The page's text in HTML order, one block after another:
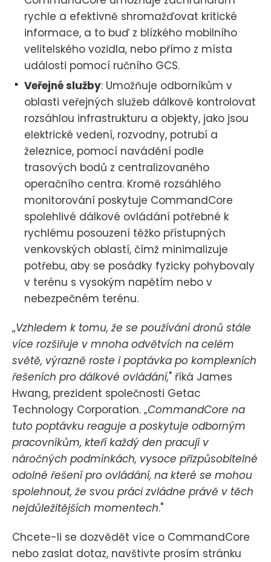
rychle a efektivně shromažďovat kritické
informace, a to buď z blízkého mobilního
velitelského vozidla, nebo přímo z místa
události pomocí ručního GCS.
Veřejné služby: Umožňuje odborníkům v
oblasti veřejných služeb dálkově kontrolovat
rozsáhlou infrastrukturu a objekty, jako jsou
elektrické vedení, rozvodny, potrubí a
železnice, pomocí navádění podle
trasových bodů z centralizovaného
operačního centra. Kromě rozsáhlého
monitorování poskytuje CommandCore
spolehlivé dálkové ovládání potřebné k
rychlému posouzení těžko přístupných
venkovských oblastí, čímž minimalizuje
potřebu, aby se posádky fyzicky pohybovaly
v terénu s vysokým napětím nebo v
nebezpečném terénu.
„Vzhledem k tomu, že se používání dronů stále
více rozšiřuje v mnoha odvětvích na celém
světě, výrazně roste i poptávka po komplexních
řešeních pro dálkové ovládání," říká James
Hwang, prezident společnosti Getac
Technology Corporation. „CommandCore na
tuto poptávku reaguje a poskytuje odborným
pracovníkům, kteří každý den pracují v
náročných podmínkách, vysoce přizpůsobitelné
odolné řešení pro ovládání, na které se mohou
spolehnout, že svou práci zvládne právě v těch
nejdůležitějších momentech."
Chcete-li se dozvědět více o CommandCore
nebo zaslat dotaz, navštivte prosím stránku